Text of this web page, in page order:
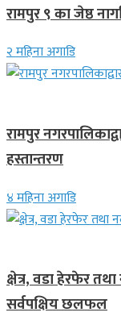
रामपुर ९ का जेष्ठ
२ महिना अगाडि
रामपुर
हस्तान्तरण
४ महिना अगाडि
क्षेत्र, वडा हेरफेर
सर्वपक्षिय छलफल